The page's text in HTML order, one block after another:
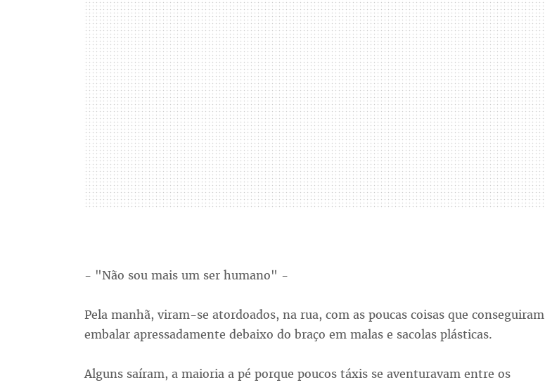
- "Não sou mais um ser humano" -
Pela manhã, viram-se atordoados, na rua, com as poucas coisas que conseguiram
embalar apressadamente debaixo do braço em malas e sacolas plásticas.
Alguns saíram, a maioria a pé porque poucos táxis se aventuravam entre os